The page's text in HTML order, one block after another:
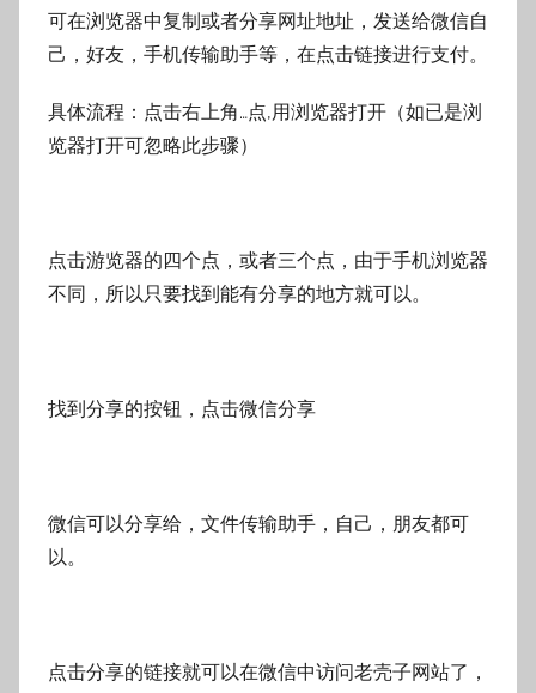
可在浏览器中复制或者分享网址地址，发送给微信自
己，好友，手机传输助手等，在点击链接进行支付。
具体流程：点击右上角…点,用浏览器打开（如已是浏
览器打开可忽略此步骤）
点击游览器的四个点，或者三个点，由于手机浏览器
不同，所以只要找到能有分享的地方就可以。
找到分享的按钮，点击微信分享
微信可以分享给，文件传输助手，自己，朋友都可
以。
点击分享的链接就可以在微信中访问老壳子网站了，